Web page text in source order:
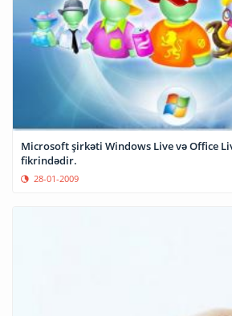
Microsoft şirkəti Windows Live və Office
fikrindədir.
28-01-2009